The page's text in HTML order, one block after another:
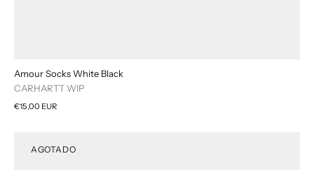
Amour Socks White Black
CARHARTT WIP
€15,00 EUR
AGOTADO